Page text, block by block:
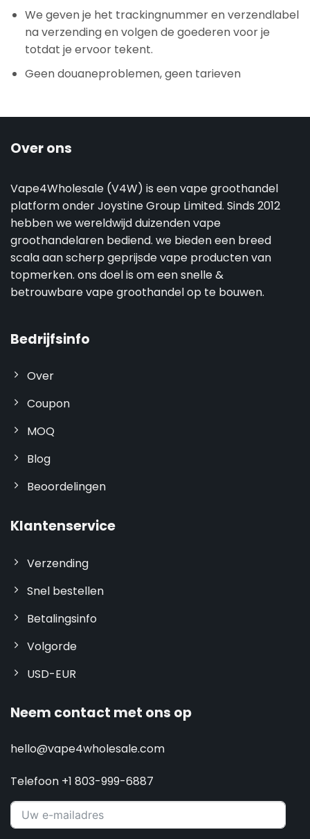
We geven je het trackingnummer en verzendlabel
na verzending en volgen de goederen voor je
totdat je ervoor tekent.
Geen douaneproblemen, geen tarieven
Over ons
Vape4Wholesale (V4W) is een vape groothandel
platform onder Joystine Group Limited. Sinds 2012
hebben we wereldwijd duizenden vape
groothandelaren bediend. we bieden een breed
scala aan scherp geprijsde vape producten van
topmerken. ons doel is om een snelle &
betrouwbare vape groothandel op te bouwen.
Bedrijfsinfo
Over
Coupon
MOQ
Blog
Beoordelingen
Klantenservice
Verzending
Snel bestellen
Betalingsinfo
Volgorde
USD-EUR
Neem contact met ons op
hello@vape4wholesale.com
Telefoon +1 803-999-6887